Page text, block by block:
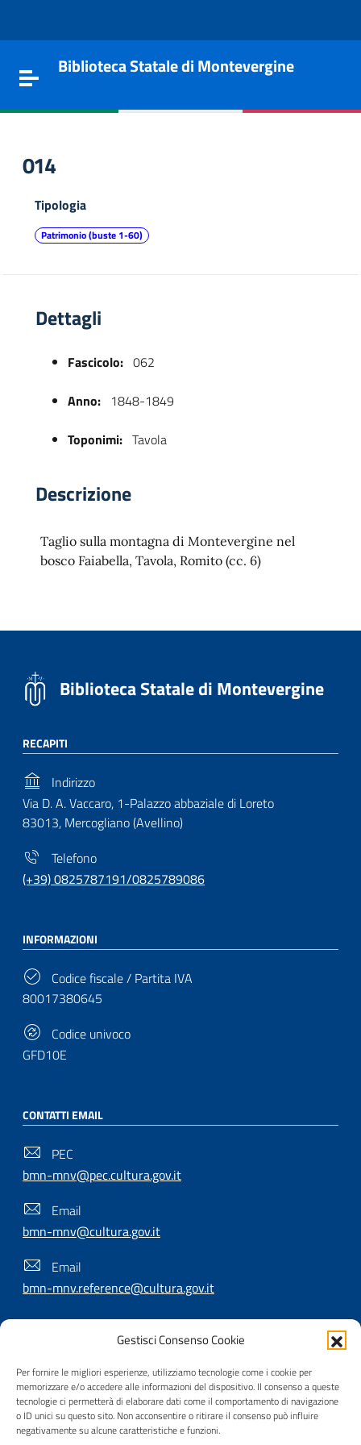
Gestisci Consenso Cookie
Per fornire le migliori esperienze, utilizziamo tecnologie come i cookie per
memorizzare e/o accedere alle informazioni del dispositivo. Il consenso a queste
tecnologie ci permetterà di elaborare dati come il comportamento di navigazione
o ID unici su questo sito. Non acconsentire o ritirare il consenso può influire
negativamente su alcune caratteristiche e funzioni.
Toggle navigation
Biblioteca Statale di Montevergine
014
Tipologia
Patrimonio (buste 1-60)
Dettagli
Fascicolo: 062
Anno: 1848-1849
Toponimi: Tavola
Descrizione
Taglio sulla montagna di Montevergine nel
bosco Faiabella, Tavola, Romito (cc. 6)
Biblioteca Statale di Montevergine
RECAPITI
Indirizzo
Via D. A. Vaccaro, 1-Palazzo abbaziale di Loreto
83013, Mercogliano (Avellino)
Telefono
(+39) 0825787191/0825789086
INFORMAZIONI
Codice fiscale / Partita IVA
80017380645
Codice univoco
GFD10E
CONTATTI EMAIL
PEC
bmn-mnv@pec.cultura.gov.it
Email
bmn-mnv@cultura.gov.it
Email
bmn-mnv.reference@cultura.gov.it
Useful Links Section
Privacy | Cookie policy | Contatti |